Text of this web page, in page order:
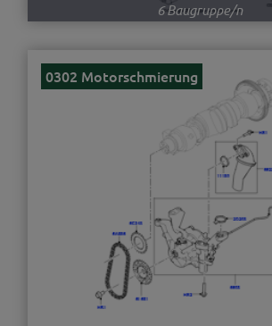
6 Baugruppe/n
0302 Motorschmierung